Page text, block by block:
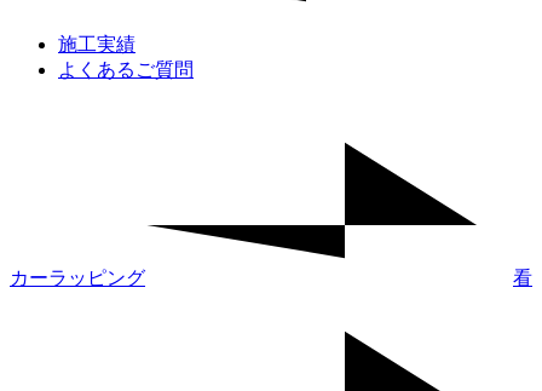
施工実績
よくあるご質問
カーラッピング 看